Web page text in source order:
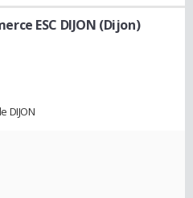
ESC DIJON (Dijon)
DIJON